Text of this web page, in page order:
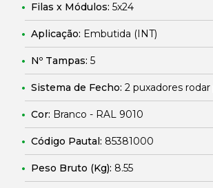
Filas x Módulos: 5x24
Aplicação: Embutida (INT)
Nº Tampas: 5
Sistema de Fecho: 2 puxadores rodar
Cor: Branco - RAL 9010
Código Pautal: 85381000
Peso Bruto (Kg): 8.55